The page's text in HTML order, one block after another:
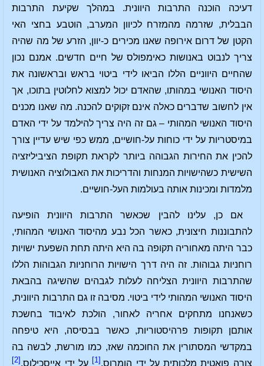
דעיכה הוכנה התרבות היוונית. במהלך שקיעת התרבות
הבבלית, שזרמה מהמזרח לכיוון המערב, הוטבע בחצי האי
הקטן של דרום אירופה שאנו מכירים כ-יוון, הזרע של מה שהיה
צריך לנבוט באנושות כאימפולס של חיים חדשים. אמנם נכון
שהחיים היווניים הללו הביאו לידי ביטוי בראש ובראשונה את
היסוד האנושי במהותו, שהאדם יכול למצוא לחלוטין בתוכו, אך
אין לחשוב שדברים כאלה אינם זקוקים להכנה. מה שאנו מכנים
היסוד האנושי המהותי – גם זה היה צריך להילמד על ידי האדם
במיסטריות על ידי כוחות על-חושיים, ממש כפי שיש עדיין צורך
להכין את החירות הגבוהה ביותר לקראת תקופת הציביליזציה
השישית כשהישויות המנחות והדריכות את האבולוציה האנושית
מלמדות ומכינות אותה בעולמות העל-חושיים.
אם כן, עלינו להבין שכאשר התרבות היוונית הופיעה
להתבוננות חיצונית, כאשר הכל נבע מהיסוד האנושי המהותי,
כבר היתה מאחוריה תקופה בה היא היתה תחת השפעת ישויות
רוחניות גבוהות. זה היה דרך הישויות הרוחניות הגבוהות הללו
שהתרבות היוונית הצליחה לעלות לגבהים שהשיגה בהבאת
היסוד האנושי המהותי לידי ביטוי. מסיבה זו גם התרבות היוונית,
כשאנחנו מתחקים אחריה לאחור, הולכת לאיבוד בחשכת
אותםן תקופות פרהיסטוריות, כאשר בבסיסה, היא טיפחה
במקדשי המסתורין את החוכמה שאז, כמו מורשת, לבשה בה
צורה פואטית מלכותית על ידי הומרוס, [1] על ידי אייסכילוס. [2]